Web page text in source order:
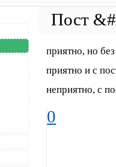
приятно, но
приятно и с
неприятно, с
0